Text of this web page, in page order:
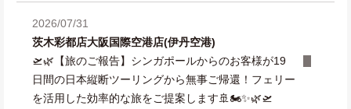
2026/07/31
茨木彩都店大阪国際空港店(伊丹空港)
🛫🌿【旅のご報告】シンガポールからのお客様が19
日間の日本縦断ツーリングから無事ご帰還！フェリー
を活用した効率的な旅をご提案します🚢🏍️✨🌿🛫